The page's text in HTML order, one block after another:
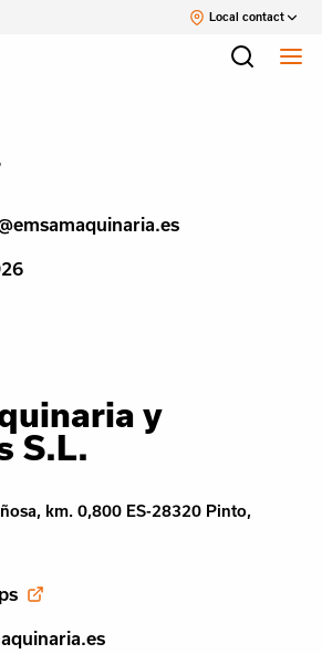
Local contact
y
S.L.
km. 0,800 ES-28320 Pinto,